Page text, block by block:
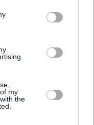
my
the